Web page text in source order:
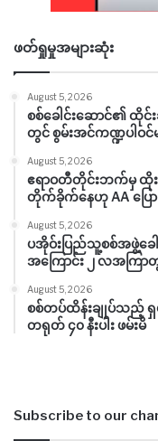
ဖတ်ရှုမှုအများဆုံး
August 5, 2026
စစ်ခေါင်းဆောင်၏ ထိုင်း
တွင် စွမ်းအင်ကဏ္ဍပါဝ
August 5, 2026
ဧရာဝတီတိုင်းဘက်မှ ထို
တိုက်ခိုက်နေဟု AA ပြော
August 5, 2026
ပအိုဝ်းပြည်သူ့စစ်အဖွဲ့ခေ
အကြောင်း ၂ လအကြာ
August 5, 2026
စစ်တပ်ထိန်းချုပ်သည့် ရှမ်
တရုတ် ၄၀ နီးပါး ဖမ်းမိ
Subscribe to our